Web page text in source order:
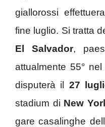
giallorossi
fine luglio. Si tratta
El Salvador,
attualmente 55°
disputerà il 27
stadium di New
gare casalinghe